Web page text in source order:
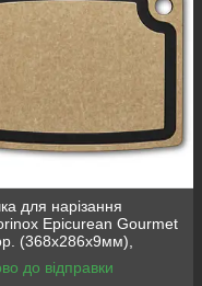
для нарізання
Epicurean Gourmet
(368x286x9мм),
паперовий
1021 г
до відправки